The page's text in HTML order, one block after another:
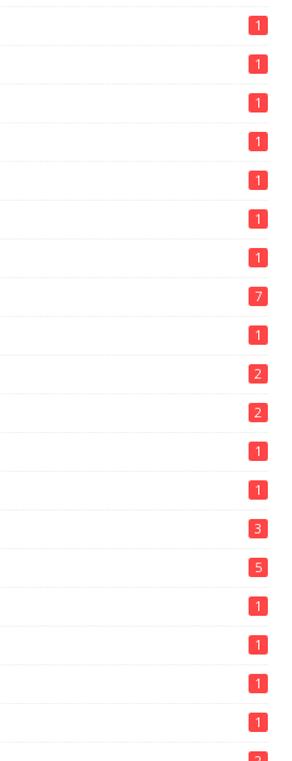
1
1
1
1
1
1
1
7
1
2
2
1
1
3
5
1
1
1
1